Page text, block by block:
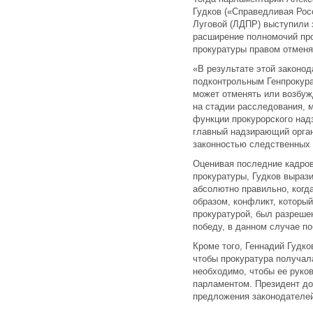
Гудков («Справедливая
Луговой (ЛДПР) выступили
расширение полномочий
прокуратуры правом
«В результате этой
подконтрольным
может отменять или
на стадии расследования,
функции прокурорского
главный надзирающий
законностью
Оценивая последние
прокуратуры, Гудков
абсолютно правильно,
образом, конфликт,
прокуратурой, был
победу, в данном случае
Кроме того, Геннадий
чтобы прокуратура
необходимо, чтобы ее
парламентом. Президент
предложения